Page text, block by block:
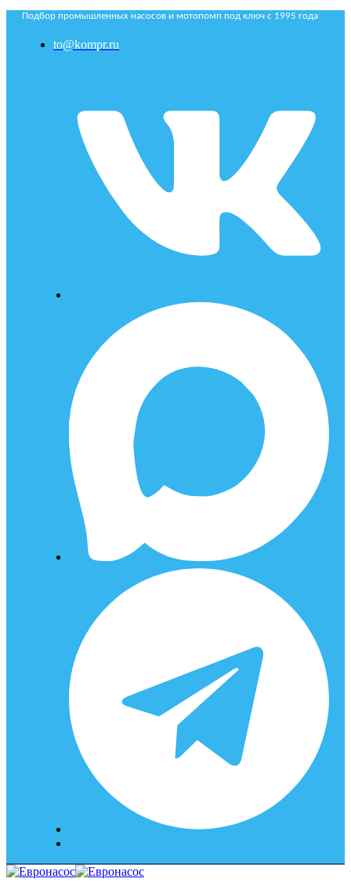
Подбор промышленных насосов и мотопомп под ключ с 1995 года
to@kompr.ru